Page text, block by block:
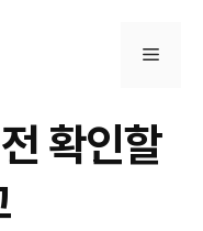
메
확인할